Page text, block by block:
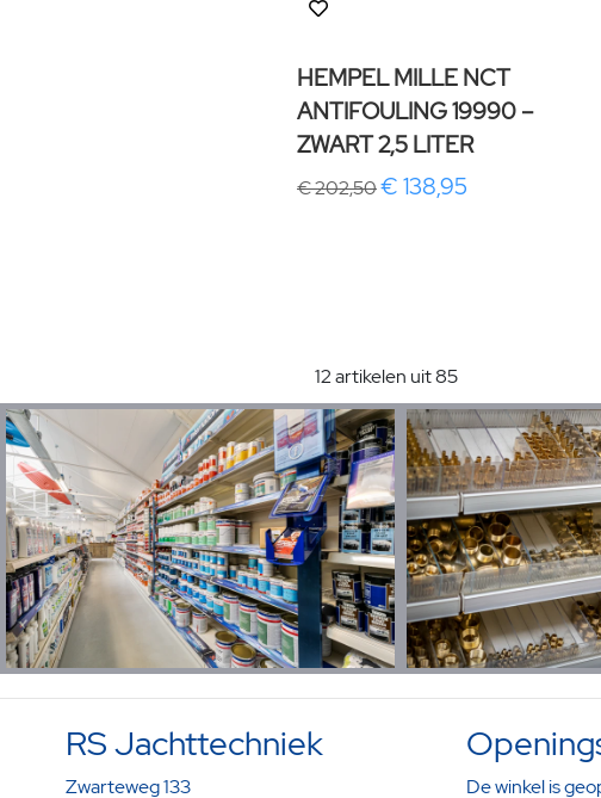
HEMPEL MILLE NCT
ANTIFOULING 19990 –
ZWART 2,5 LITER
€ 202,50€ 138,95
12 artikelen uit 85
RS Jachttechniek
Zwarteweg 133 De winkel is